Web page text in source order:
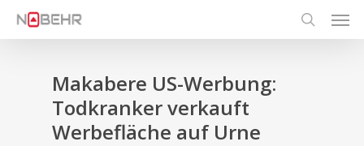
search
Makabere US-Werbung:
Todkranker verkauft
Werbefläche auf Urne